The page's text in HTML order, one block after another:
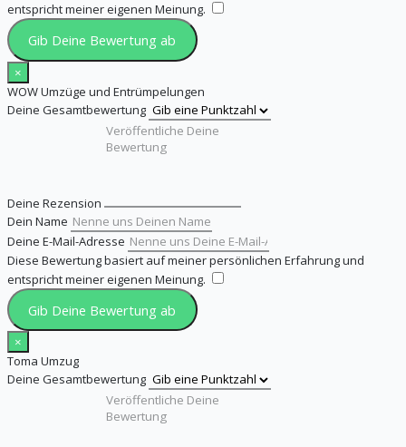
entspricht meiner eigenen Meinung.
Gib Deine Bewertung ab
×
WOW Umzüge und Entrümpelungen
Deine Gesamtbewertung
Deine Rezension
Dein Name
Deine E-Mail-Adresse
Diese Bewertung basiert auf meiner persönlichen Erfahrung und
entspricht meiner eigenen Meinung.
Gib Deine Bewertung ab
×
Toma Umzug
Deine Gesamtbewertung